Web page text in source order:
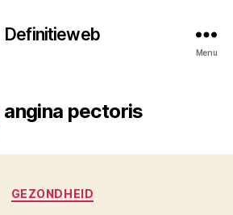
Definitieweb
Menu
angina pectoris
Categorieën
GEZONDHEID